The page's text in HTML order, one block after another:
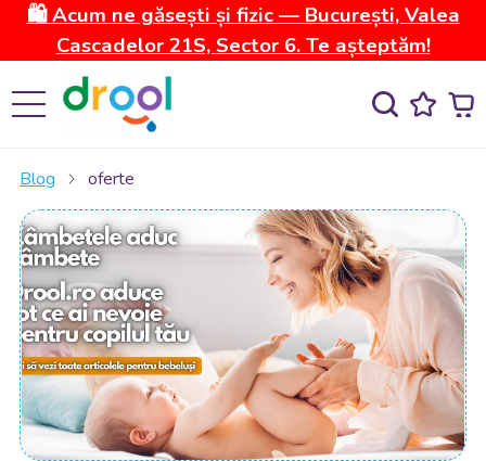
🛍️ Acum ne găsești și fizic — București, Valea
Cascadelor 21S, Sector 6. Te așteptăm!
Blog oferte